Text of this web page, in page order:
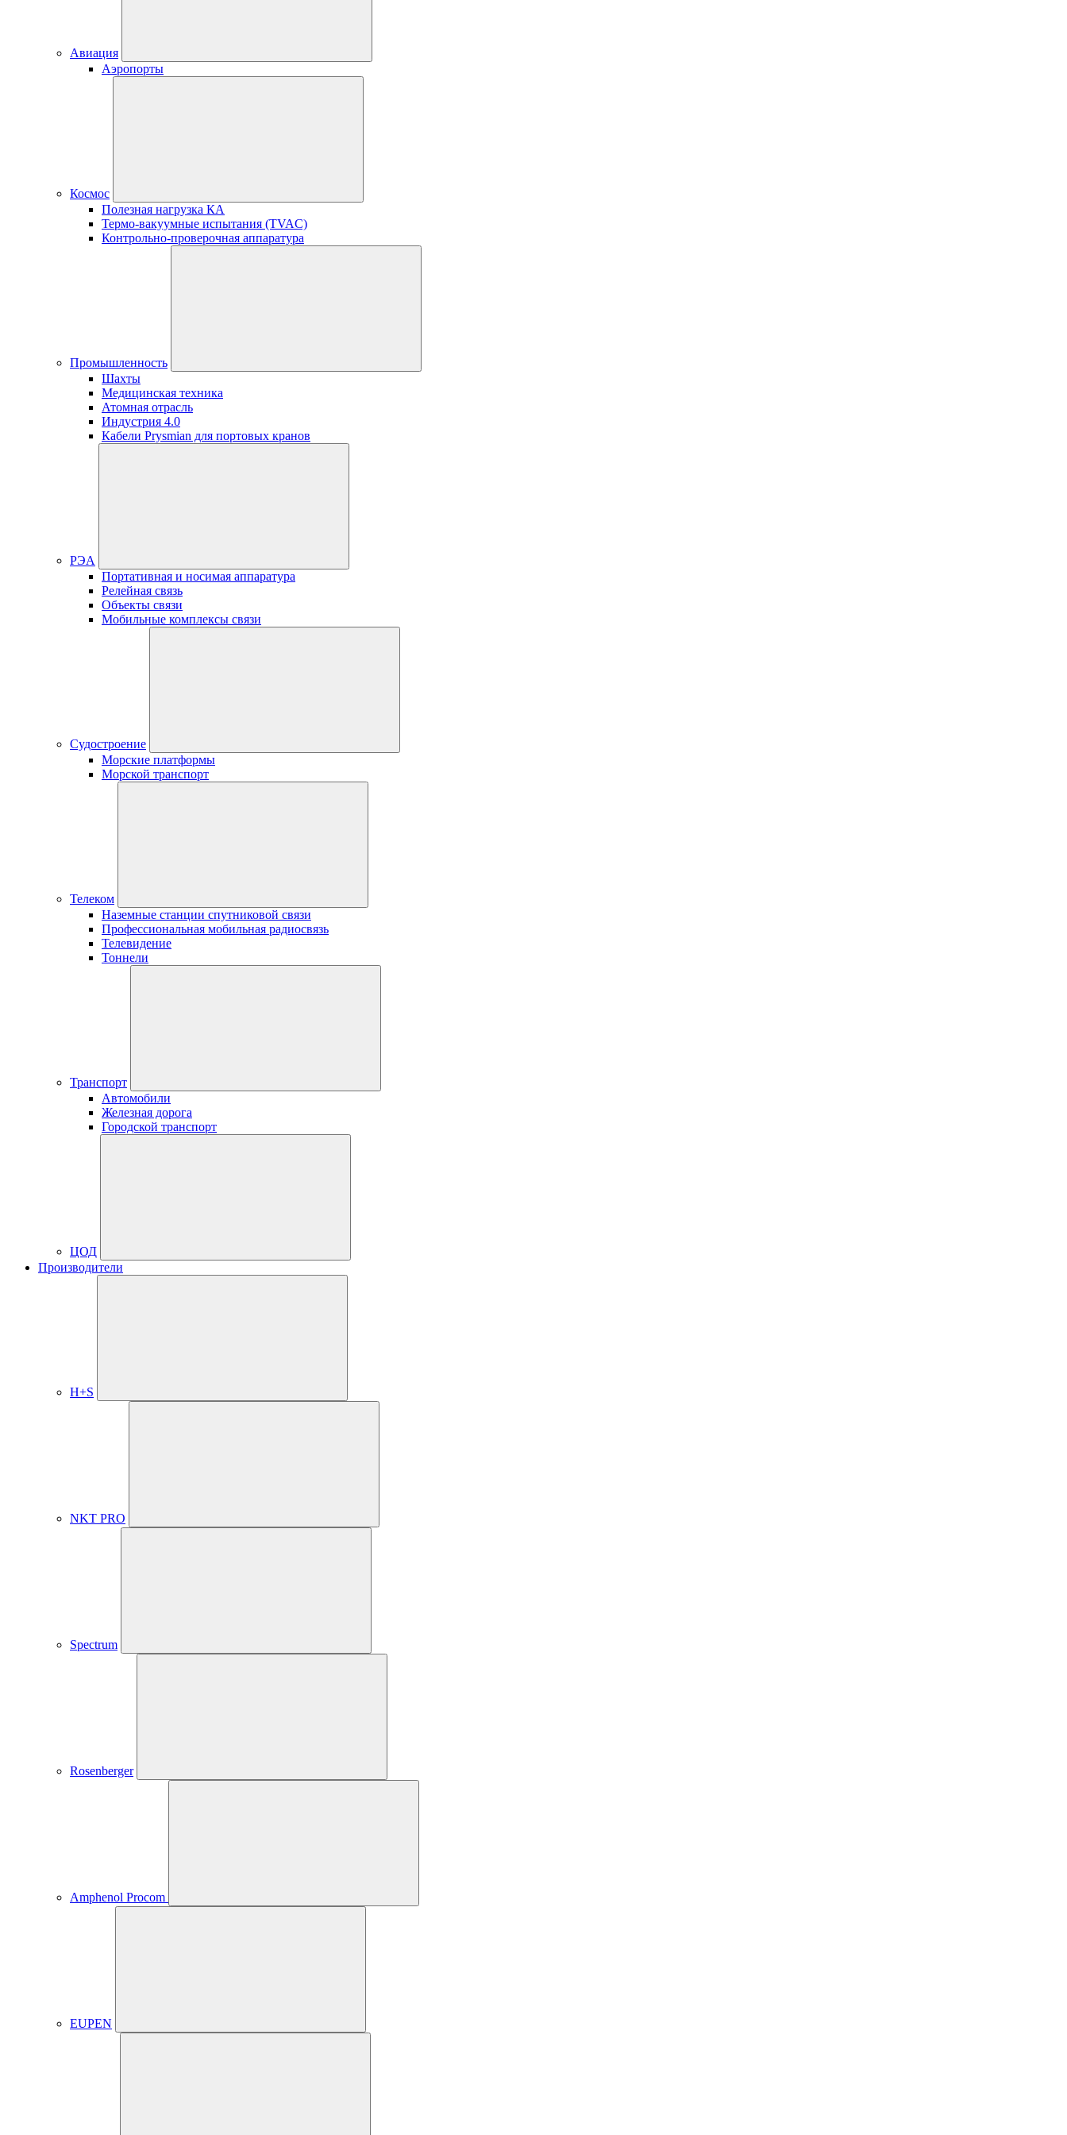
Авиация
Аэропорты
Космос
Полезная нагрузка КА
Термо-вакуумные испытания (TVAC)
Контрольно-проверочная аппаратура
Промышленность
Шахты
Медицинская техника
Атомная отрасль
Индустрия 4.0
Кабели Prysmian для портовых кранов
РЭА
Портативная и носимая аппаратура
Релейная связь
Объекты связи
Мобильные комплексы связи
Судостроение
Морские платформы
Морской транспорт
Телеком
Наземные станции спутниковой связи
Профессиональная мобильная радиосвязь
Телевидение
Тоннели
Транспорт
Автомобили
Железная дорога
Городской транспорт
ЦОД
Производители
H+S
NKT PRO
Spectrum
Rosenberger
Amphenol Procom
EUPEN